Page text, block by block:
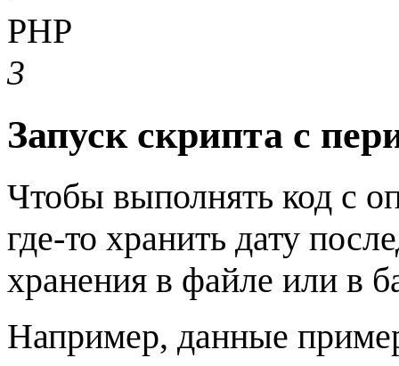
PHP
3
Запуск скрипта с
Чтобы выполнять код с
где-то хранить дату
хранения в файле или в
Например, данные